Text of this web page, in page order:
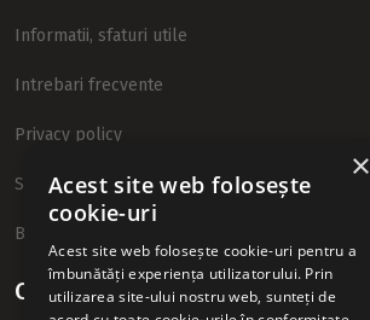
Informatii, sfaturi utile
Intrebari frecvente
Privacy policy
Sitemap
Blog
Contact
×
Acest site web folosește
cookie-uri
Acest site web folosește cookie-uri pentru a
îmbunătăți experiența utilizatorului. Prin
utilizarea site-ului nostru web, sunteți de